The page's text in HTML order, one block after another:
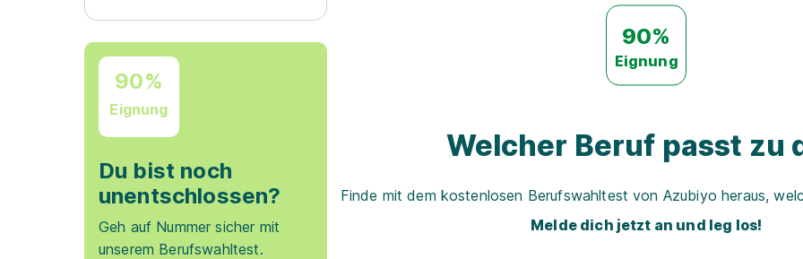
90%
Eignung
Du bist noch
unentschlossen?
Geh auf Nummer sicher mit
unserem Berufswahltest.
90%
Eignung
Welcher Beruf passt zu
Finde mit dem kostenlosen Berufswahltest von Azubiyo heraus,
Melde dich jetzt an und leg los!